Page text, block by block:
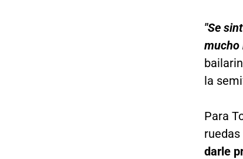
"Se
mucho
la
Para
darle